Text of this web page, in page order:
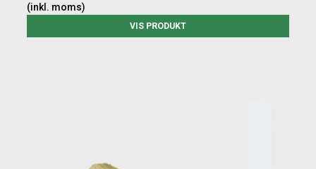
(inkl. moms)
VIS PRODUKT